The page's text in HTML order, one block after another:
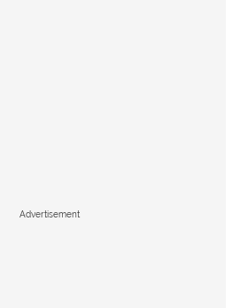
Advertisement